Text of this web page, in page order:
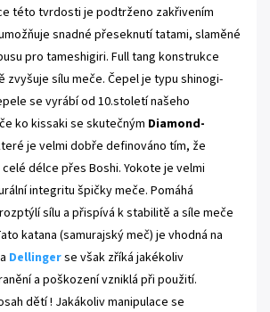
této tvrdosti je podtrženo zakřivením
snadné přeseknutí tatami, slaměné
pro tameshigiri. Full tang konstrukce
zvyšuje sílu meče. Čepel je typu shinogi-
se vyrábí od 10.století našeho
ko kissaki se skutečným Diamond-
je velmi dobře definováno tím, že
délce přes Boshi. Yokote je velmi
integritu špičky meče. Pomáhá
sílu a přispívá k stabilitě a síle meče
katana (samurajský meč) je vhodná na
Dellingerse však zříká jakékoliv
a poškození vzniklá při použití.
dětí ! Jakákoliv manipulace se